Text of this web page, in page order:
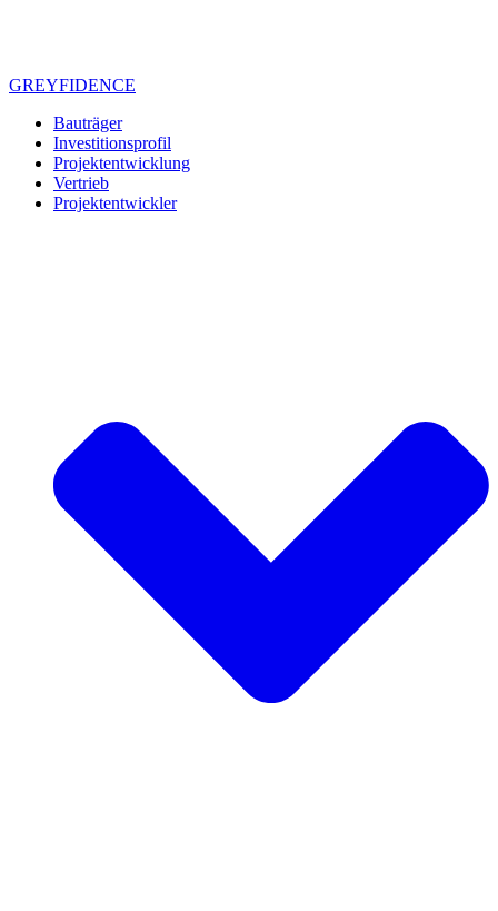
GREYFIDENCE
Bauträger
Investitionsprofil
Projektentwicklung
Vertrieb
Projektentwickler